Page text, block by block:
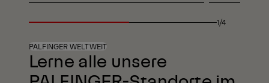
1/4
PALFINGER WELTWEIT
Lerne alle unsere